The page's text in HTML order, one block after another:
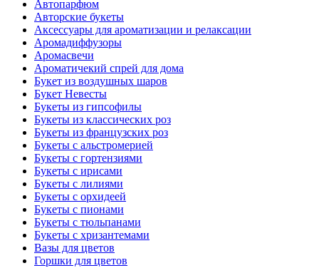
Автопарфюм
Авторские букеты
Аксессуары для ароматизации и релаксации
Аромадиффузоры
Аромасвечи
Ароматичекий спрей для дома
Букет из воздушных шаров
Букет Невесты
Букеты из гипсофилы
Букеты из классических роз
Букеты из французских роз
Букеты с альстромерией
Букеты с гортензиями
Букеты с ирисами
Букеты с лилиями
Букеты с орхидеей
Букеты с пионами
Букеты с тюльпанами
Букеты с хризантемами
Вазы для цветов
Горшки для цветов